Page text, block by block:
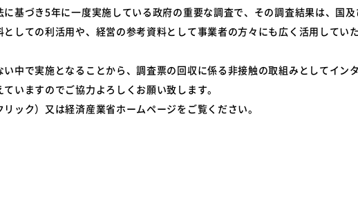
基づき5年に一度実施している政府の重要な調査で、その調査結果は、国
しての利活用や、経営の参考資料として事業者の方々にも広く活用してい
中で実施となることから、調査票の回収に係る非接触の取組みとしてイン
いますのでご協力よろしくお願い致します。
ック）又は経済産業省ホームページをご覧ください。